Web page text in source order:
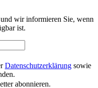
wir informieren Sie, wenn
ist.
Datenschutzerklärung sowie
abonnieren.